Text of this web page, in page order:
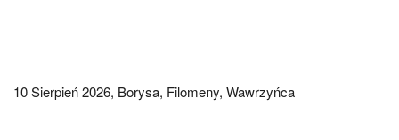
10 Sierpień 2026, Borysa, Filomeny, Wawrzyńca